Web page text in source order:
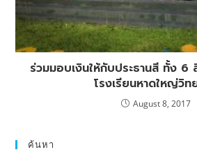
ร่วมมอบเงินให้กับประธานสี ทั้ง 6
โรงเรียนหาดใหญ่วิท
August 8, 2017
ค้นหา